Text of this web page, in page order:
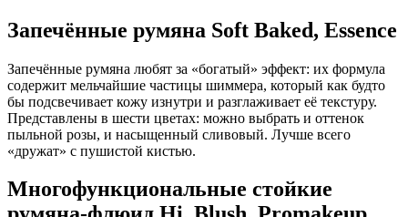
Запечённые румяна Soft Baked, Essence
Запечённые румяна любят за «богатый» эффект: их формула
содержит мельчайшие частицы шиммера, который как будто
бы подсвечивает кожу изнутри и разглаживает её текстуру.
Представлены в шести цветах: можно выбрать и оттенок
пыльной розы, и насыщенный сливовый. Лучше всего
«дружат» с пушистой кистью.
Многофункциональные стойкие